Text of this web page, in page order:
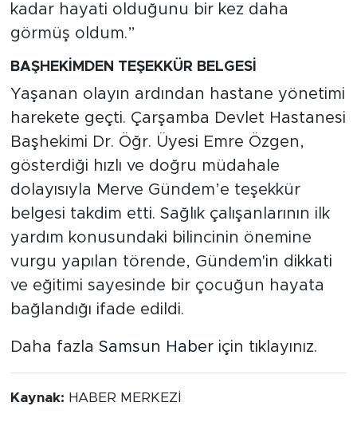
kadar hayati olduğunu bir kez daha
görmüş oldum.”
BAŞHEKİMDEN TEŞEKKÜR BELGESİ
Yaşanan olayın ardından hastane yönetimi
harekete geçti. Çarşamba Devlet Hastanesi
Başhekimi Dr. Öğr. Üyesi Emre Özgen,
gösterdiği hızlı ve doğru müdahale
dolayısıyla Merve Gündem’e teşekkür
belgesi takdim etti. Sağlık çalışanlarının ilk
yardım konusundaki bilincinin önemine
vurgu yapılan törende, Gündem'in dikkati
ve eğitimi sayesinde bir çocuğun hayata
bağlandığı ifade edildi.
Daha fazla Samsun Haberiçin tıklayınız.
Kaynak: HABER MERKEZİ